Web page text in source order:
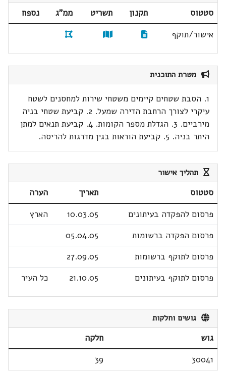
סטטוס תקנון תשריט ממ"ג
נספח
אישור/תוקף
מטרת התוכנית
1. הסבת שטחים קיימים משטחי שירות למחסנים לשטח
עיקרי לצורך הרחבת הדירה שמעל. 2. קביעת שטחי בניה
מירביים. 3. הגדלת מספר הקומות. 4. קביעת תנאים למתן
היתר בניה. 5. קביעת הוראות בגין מדרגות להריסה.
תהליך אישור
סטטוס תאריך
הערה
פרסום להפקדה בעיתונים
10.03.05
הארץ
פרסום הפקדה ברשומות
05.04.05
פרסום לתוקף ברשומות
27.09.05
פרסום לתוקף בעיתונים
21.10.05 כל העיר
גושים וחלקות
גוש
חלקה
30041
39